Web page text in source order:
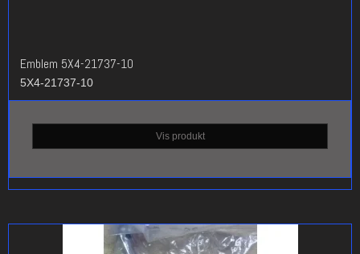
Emblem 5X4-21737-10
5X4-21737-10
Vis produkt